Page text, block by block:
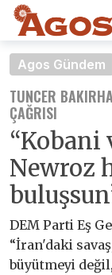
Agos Gündem
TUNCER
ÇAĞRISI
“Kobani
Newroz
DEM Parti Eş
“İran'daki
büyütmeyi